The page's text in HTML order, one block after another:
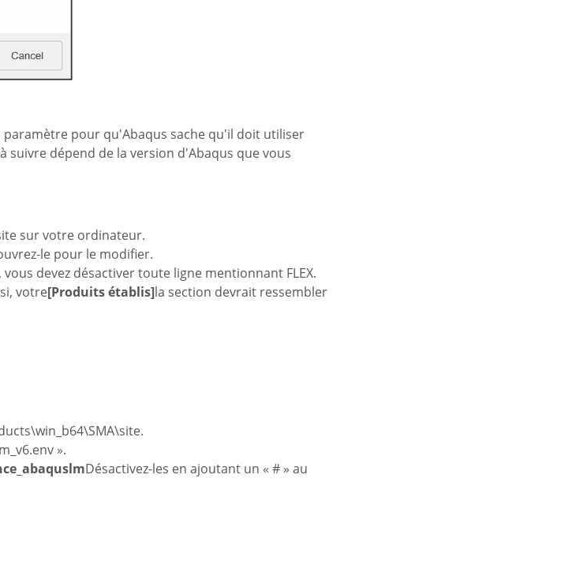
paramètre pour qu'Abaqus sache qu'il doit utiliser
suivre dépend de la version d'Abaqus que vous
sur votre ordinateur.
le pour le modifier.
vous devez désactiver toute ligne mentionnant FLEX.
votre[Produits établis]la section devrait ressembler
\win_b64\SMA\site.
».
Désactivez-les en ajoutant un « # » au